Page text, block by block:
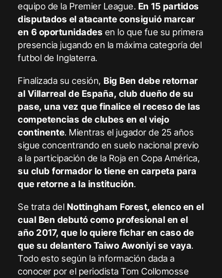
equipo de la Premier League. En 15 partidos
disputados el atacante consiguió marcar
en 6 oportunidades en lo que fue su primera
presencia jugando en la máxima categoría del
futbol de Inglaterra.
Finalizada su cesión,Big Ben debe retornar
al Villarreal de España, club dueño de su
pase, una vez que finalice el receso de las
competencias de clubes en el viejo
continente. Mientras el jugador de 25 años
sigue concentrando en suelo nacional previo
a la participación de la Roja en Copa América,
su club formador lo tiene en carpeta para
que retorne a la institución.
Se trata del Nottingham Forest, elenco en el
cual Ben debutó como profesional en el
año 2017, que lo quiere fichar en caso de
que su delantero Taiwo Awoniyi se vaya.
Todo esto según la información dada a
conocer por el periodista Tom Collomosse